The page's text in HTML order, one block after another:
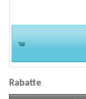
Rabatte